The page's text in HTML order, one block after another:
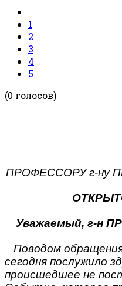
1
2
3
4
5
(0 голосов)
ПРОФЕССОРУ г-ну
Уважаемый, г-н
Поводом
сегодня послужило
происшедшее не